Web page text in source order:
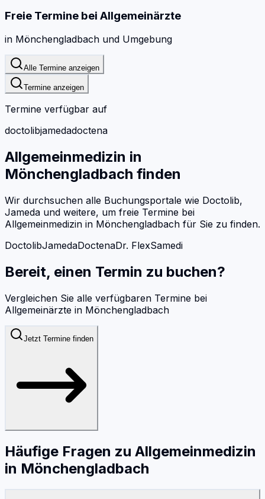
Freie Termine bei Allgemeinärzte
in Mönchengladbach und Umgebung
Alle Termine anzeigen
Termine anzeigen
Termine verfügbar auf
doctolibjamedadoctena
Allgemeinmedizin in
Mönchengladbach finden
Wir durchsuchen alle Buchungsportale wie Doctolib,
Jameda und weitere, um freie Termine bei
Allgemeinmedizin in Mönchengladbach für Sie zu finden.
DoctolibJamedaDoctenaDr. FlexSamedi
Bereit, einen Termin zu buchen?
Vergleichen Sie alle verfügbaren Termine bei
Allgemeinärzte in Mönchengladbach
Jetzt Termine finden
Häufige Fragen zu Allgemeinmedizin
in Mönchengladbach